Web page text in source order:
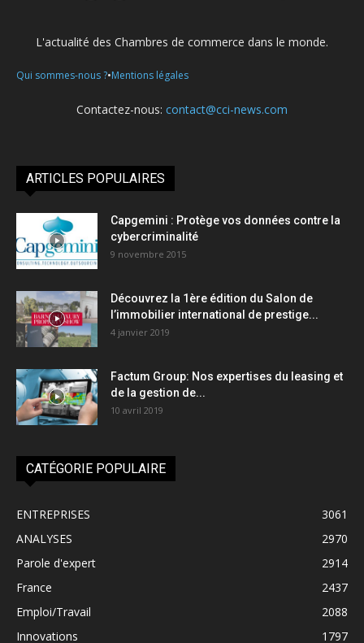
L'actualité des Chambres de commerce dans le monde.
Qui sommes-nous ?•Mentions légales
Contactez-nous: contact@cci-news.com
ARTICLES POPULAIRES
Capgemini : Protège vos données contre la
cybercriminalité
9 novembre 2015
Découvrez la 1ère édition du Salon de
l’immobilier international de prestige...
4 janvier 2019
Factum Group: Nos expertises du leasing et
de la gestion de...
10 avril 2019
CATÉGORIE POPULAIRE
ENTREPRISES
3061
ANALYSES
2970
Parole d'expert
2914
France
2437
Emploi/Travail
2088
Innovations
1797